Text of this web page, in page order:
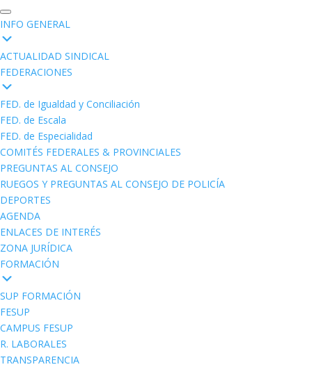
INFO GENERAL
ACTUALIDAD SINDICAL
FEDERACIONES
FED. de Igualdad y Conciliación
FED. de Escala
FED. de Especialidad
COMITÉS FEDERALES & PROVINCIALES
PREGUNTAS AL CONSEJO
RUEGOS Y PREGUNTAS AL CONSEJO DE POLICÍA
DEPORTES
AGENDA
ENLACES DE INTERÉS
ZONA JURÍDICA
FORMACIÓN
SUP FORMACIÓN
FESUP
CAMPUS FESUP
R. LABORALES
TRANSPARENCIA